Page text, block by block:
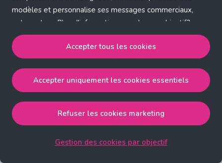
modèles et personnalise ses messages commerciaux,
entre autres. Plus d'informations sur chaque objectif?
Cliquez sur 'Gestion des cookies par objectif'.
Notre politique de cookies
Accepter tous les cookies
strictement nécessaires, performance, fonctionnalité et
publicité ciblée.
Accepter uniquement les cookies essentielsaccepte
les cookies strictement nécessaires.
Accepter tous les cookies
Accepter uniquement les cookies essentiels
Refuser les cookies marketing
Gestion des cookies par objectif